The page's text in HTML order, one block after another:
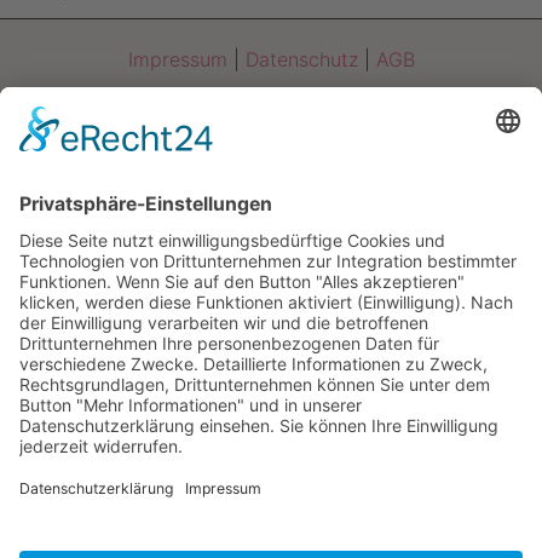
Impressum Datenschutz AGB
92442 Wackersdorf
FERIENHÄUSER AM SEE
Tel. 0151 19137986
holzhaus-brueckelsee@web.de